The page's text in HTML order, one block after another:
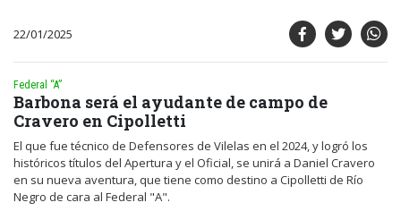
22/01/2025
Federal “A”
Barbona será el ayudante de campo de
Cravero en Cipolletti
El que fue técnico de Defensores de Vilelas en el 2024, y logró los
históricos títulos del Apertura y el Oficial, se unirá a Daniel Cravero
en su nueva aventura, que tiene como destino a Cipolletti de Río
Negro de cara al Federal "A".